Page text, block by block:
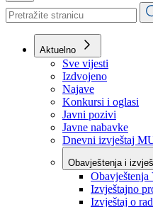
Aktuelno
Sve vijesti
Izdvojeno
Najave
Konkursi i oglasi
Javni pozivi
Javne nabavke
Dnevni izvještaj
Obavještenja i